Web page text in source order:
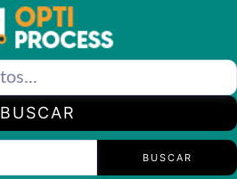
BUSCAR
BUSCAR